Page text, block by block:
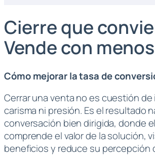
Cierre que
Vende con
Cómo mejorar la tasa de
Cerrar una venta no es cuestión
carisma ni presión. Es el resultado
conversación bien dirigida, donde
comprende el valor de la solución,
beneficios y reduce su percepción